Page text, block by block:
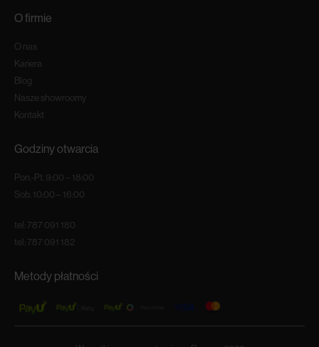
O firmie
O nas
Kariera
Blog
Nasze showroomy
Kontakt
Godziny otwarcia
Pon.-Pt. 9:00 – 18:00
Sob. 10:00 – 16:00
tel: 787 091 180
tel: 787 091 182
Metody płatności